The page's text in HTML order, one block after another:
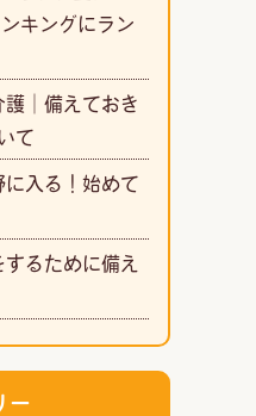
キングにラン
｜備えておき
て
入る！始めて
るために備え
ー